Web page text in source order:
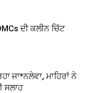
ਦੀ ਕਲੀਨ ਚਿੱਟ
ਜਾ*ਨਲੇਵਾ, ਮਾਹਿਰਾਂ ਨੇ
ਸਲਾਹ